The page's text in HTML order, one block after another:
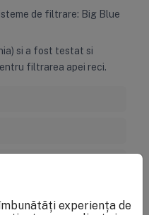
de filtrare: Big Blue
si a fost testat si
filtrarea apei reci.
experiența de